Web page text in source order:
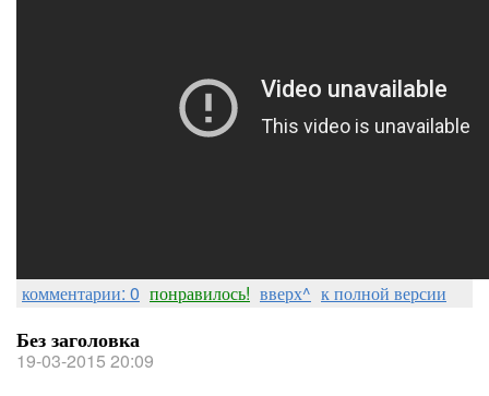
комментарии: 0 понравилось! вверх^ к полной версии
Без заголовка
19-03-2015 20:09